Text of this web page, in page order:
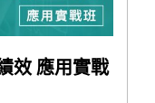
效 應用實戰